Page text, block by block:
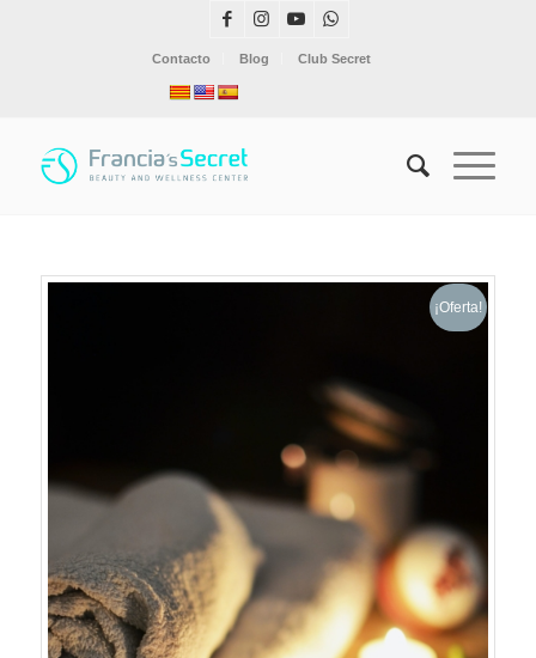
Contacto Blog Club Secret
¡Oferta!